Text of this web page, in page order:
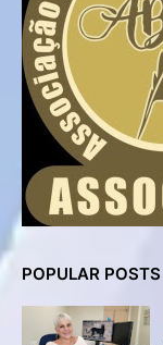
POPULAR POSTS